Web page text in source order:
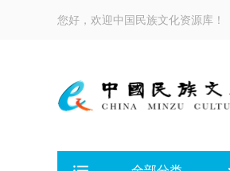
您好，欢迎中国民族文化资源库！